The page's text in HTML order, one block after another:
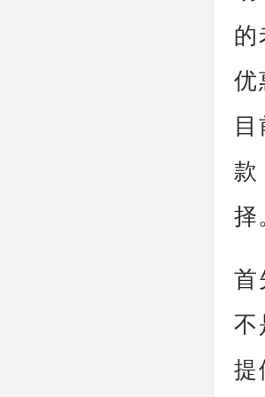
优
择
不
提